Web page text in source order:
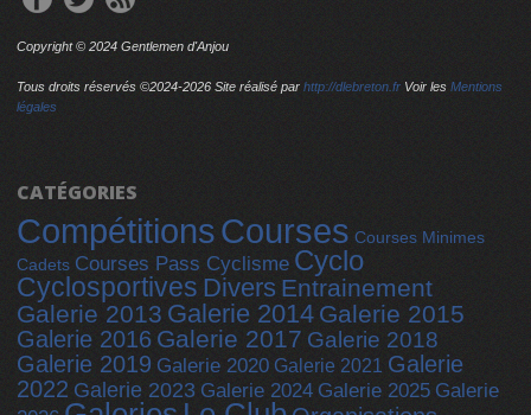
Copyright © 2024 Gentlemen d'Anjou
Tous droits réservés ©2024-2026 Site réalisé par http://dlebreton.fr Voir les Mentions
légales
CATÉGORIES
CompétitionsCourses Courses Minimes
Cadets Courses Pass Cyclisme Cyclo
Cyclosportives Divers Entrainement
Galerie 2013 Galerie 2014 Galerie 2015
Galerie 2016 Galerie 2017 Galerie 2018
Galerie 2019 Galerie 2020 Galerie 2021 Galerie
2022 Galerie 2023 Galerie 2024 Galerie 2025 Galerie